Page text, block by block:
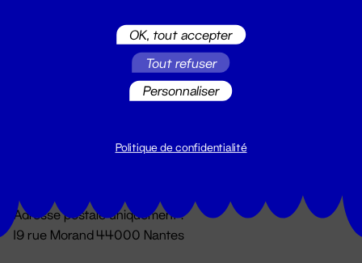
Du lundi au vendredi 14h → 18h
Adresse postale uniquement :
19 rue Morand 44000 Nantes
OK, tout accepter
Tout refuser
Personnaliser
Politique de confidentialité